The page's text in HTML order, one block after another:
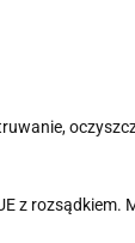
z rozsądkiem.